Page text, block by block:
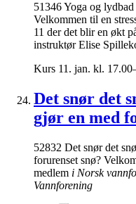
51346 Yoga og
Velkommen til en
11 der det blir en økt
instruktør Elise
Kurs 11. jan. kl.
Det snør det
gjør en med
52832 Det snør det
forurenset snø?
medlem i Norsk
Vannforening